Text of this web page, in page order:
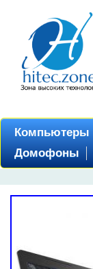
Компьютеры
Домофоны